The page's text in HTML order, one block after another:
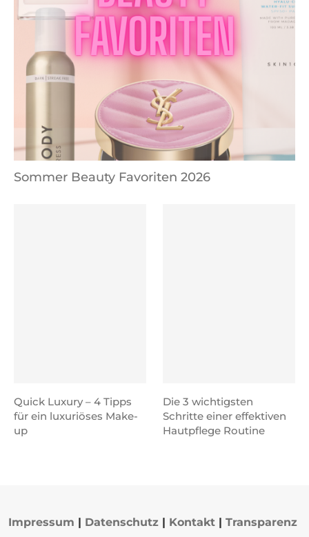
Sommer Beauty Favoriten 2026
Quick Luxury – 4 Tipps
für ein luxuriöses Make-
up
Die 3 wichtigsten
Schritte einer effektiven
Hautpflege Routine
Impressum | Datenschutz | Kontakt | Transparenz